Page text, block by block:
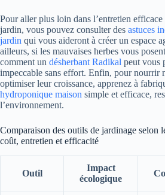
Pour aller plus loin dans l’entretien
jardin, vous pouvez consulter des astuces
jardin qui vous aideront à créer un espace
ailleurs, si les mauvaises herbes vous
comment un désherbant Radikal peut vous
impeccable sans effort. Enfin, pour nourrir
optimiser leur croissance, apprenez à
hydroponique maison simple et efficace,
l’environnement.
Comparaison des outils de jardinage selon
coût, entretien et efficacité
Outil
Impact
écologique